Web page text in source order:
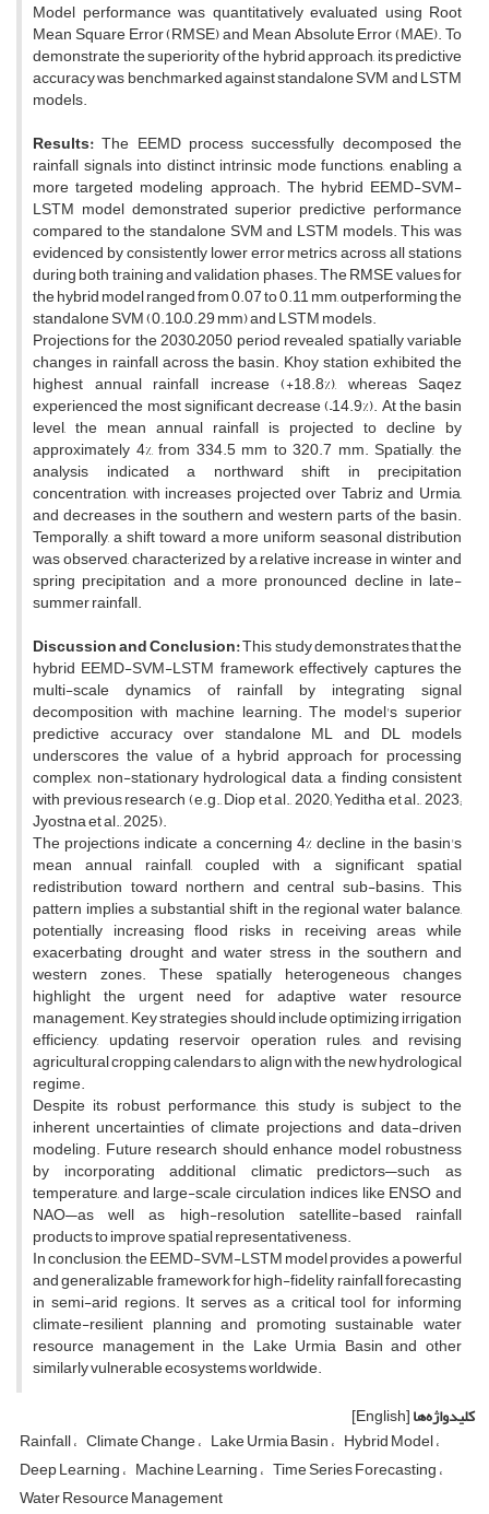
Model performance was quantitatively evaluated using Root
Mean Square Error (RMSE) and Mean Absolute Error (MAE). To
demonstrate the superiority of the hybrid approach, its predictive
accuracy was benchmarked against standalone SVM and LSTM
models.
Results: The EEMD process successfully decomposed the
rainfall signals into distinct intrinsic mode functions, enabling a
more targeted modeling approach. The hybrid EEMD-SVM-
LSTM model demonstrated superior predictive performance
compared to the standalone SVM and LSTM models. This was
evidenced by consistently lower error metrics across all stations
during both training and validation phases. The RMSE values for
the hybrid model ranged from 0.07 to 0.11 mm, outperforming the
standalone SVM (0.10–0.29 mm) and LSTM models.
Projections for the 2030–2050 period revealed spatially variable
changes in rainfall across the basin. Khoy station exhibited the
highest annual rainfall increase (+18.8%), whereas Saqez
experienced the most significant decrease (–14.9%). At the basin
level, the mean annual rainfall is projected to decline by
approximately 4%, from 334.5 mm to 320.7 mm. Spatially, the
analysis indicated a northward shift in precipitation
concentration, with increases projected over Tabriz and Urmia,
and decreases in the southern and western parts of the basin.
Temporally, a shift toward a more uniform seasonal distribution
was observed, characterized by a relative increase in winter and
spring precipitation and a more pronounced decline in late-
summer rainfall.
Discussion and Conclusion:This study demonstrates that the
hybrid EEMD-SVM-LSTM framework effectively captures the
multi-scale dynamics of rainfall by integrating signal
decomposition with machine learning. The model's superior
predictive accuracy over standalone ML and DL models
underscores the value of a hybrid approach for processing
complex, non-stationary hydrological data, a finding consistent
with previous research (e.g., Diop et al., 2020; Yeditha et al., 2023;
Jyostna et al., 2025).
The projections indicate a concerning 4% decline in the basin's
mean annual rainfall, coupled with a significant spatial
redistribution toward northern and central sub-basins. This
pattern implies a substantial shift in the regional water balance,
potentially increasing flood risks in receiving areas while
exacerbating drought and water stress in the southern and
western zones. These spatially heterogeneous changes
highlight the urgent need for adaptive water resource
management. Key strategies should include optimizing irrigation
efficiency, updating reservoir operation rules, and revising
agricultural cropping calendars to align with the new hydrological
regime.
Despite its robust performance, this study is subject to the
inherent uncertainties of climate projections and data-driven
modeling. Future research should enhance model robustness
by incorporating additional climatic predictors—such as
temperature, and large-scale circulation indices like ENSO and
NAO—as well as high-resolution satellite-based rainfall
products to improve spatial representativeness.
In conclusion, the EEMD-SVM-LSTM model provides a powerful
and generalizable framework for high-fidelity rainfall forecasting
in semi-arid regions. It serves as a critical tool for informing
climate-resilient planning and promoting sustainable water
resource management in the Lake Urmia Basin and other
similarly vulnerable ecosystems worldwide.
کلیدواژه‌ها[English]
Rainfall Climate Change Lake Urmia Basin Hybrid Model
Deep Learning Machine Learning Time Series Forecasting
Water Resource Management